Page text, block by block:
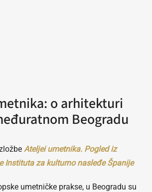
o arhitekturi
Beogradu
Ateljei umetnika. Pogled iz
Instituta za kulturno nasleđe Španije
umetničke prakse, u Beogradu su